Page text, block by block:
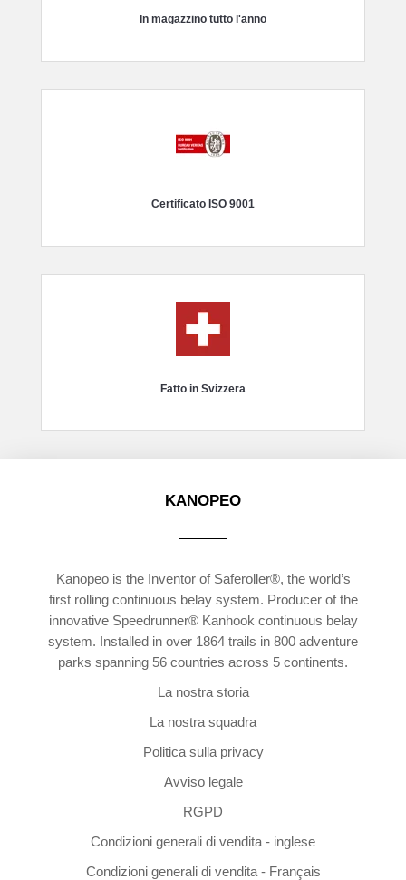
In magazzino tutto l'anno
Certificato ISO 9001
Fatto in Svizzera
KANOPEO
Kanopeo is the Inventor of Saferoller®, the world’s
first rolling continuous belay system. Producer of the
innovative Speedrunner® Kanhook continuous belay
system. Installed in over 1864 trails in 800 adventure
parks spanning 56 countries across 5 continents.
La nostra storia
La nostra squadra
Politica sulla privacy
Avviso legale
RGPD
Condizioni generali di vendita - inglese
Condizioni generali di vendita - Français